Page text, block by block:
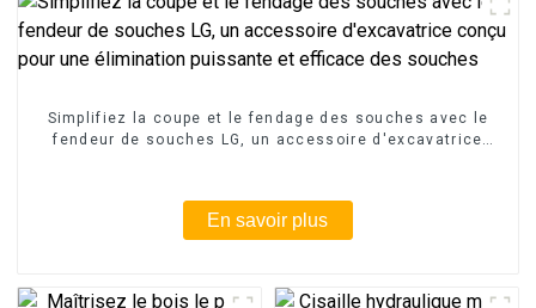
Simplifiez la coupe et le fendage des souches avec le
fendeur de souches LG, un accessoire d'excavatrice
En savoir plus